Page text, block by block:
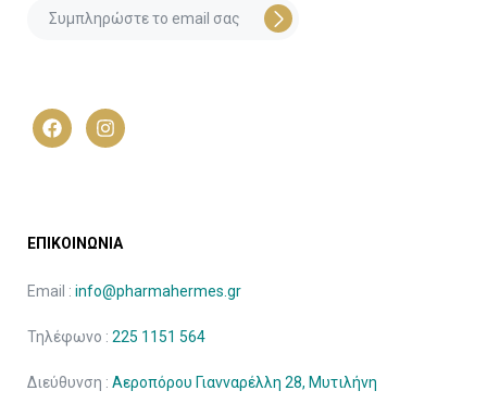
ΕΠΙΚΟΙΝΩΝΙΑ
Email : info@pharmahermes.gr
Τηλέφωνο : 225 1151 564
Διεύθυνση : Αεροπόρου Γιανναρέλλη 28, Μυτιλήνη